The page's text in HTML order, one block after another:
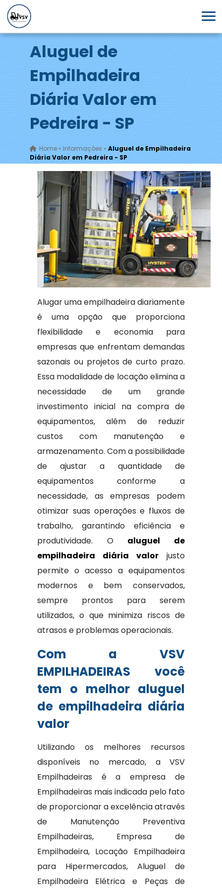
Aluguel de
Empilhadeira
Diária Valor em
Pedreira - SP
Home» Informações » Aluguel de Empilhadeira
Diária Valor em Pedreira - SP
Alugar uma empilhadeira diariamente
é uma opção que proporciona
flexibilidade e economia para
empresas que enfrentam demandas
sazonais ou projetos de curto prazo.
Essa modalidade de locação elimina a
necessidade de um grande
investimento inicial na compra de
equipamentos, além de reduzir
custos com manutenção e
armazenamento. Com a possibilidade
de ajustar a quantidade de
equipamentos conforme a
necessidade, as empresas podem
otimizar suas operações e fluxos de
trabalho, garantindo eficiência e
produtividade. O aluguel de
empilhadeira diária valor justo
permite o acesso a equipamentos
modernos e bem conservados,
sempre prontos para serem
utilizados, o que minimiza riscos de
atrasos e problemas operacionais.
Com a VSV
EMPILHADEIRAS você
tem o melhor aluguel
de empilhadeira diária
valor
Utilizando os melhores recursos
disponíveis no mercado, a VSV
Empilhadeiras é a empresa de
Empilhadeiras mais indicada pelo fato
de proporcionar a excelência através
de Manutenção Preventiva
Empilhadeiras, Empresa de
Empilhadeira, Locação Empilhadeira
para Hipermercados, Aluguel de
Empilhadeira Elétrica e Peças de